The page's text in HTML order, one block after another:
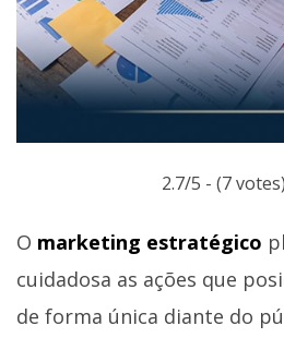
2.7/5 - (7 votes)
O marketing estratégico
cuidadosa as ações que
de forma única diante do